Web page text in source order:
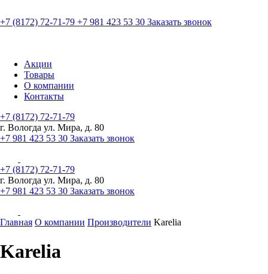
+7 (8172) 72-71-79 +7 981 423 53 30 Заказать звонок
Акции
Товары
О компании
Контакты
+7 (8172) 72-71-79
г. Вологда ул. Мира, д. 80
+7 981 423 53 30 Заказать звонок
+7 (8172) 72-71-79
г. Вологда ул. Мира, д. 80
+7 981 423 53 30 Заказать звонок
Главная О компании Производители Karelia
Karelia